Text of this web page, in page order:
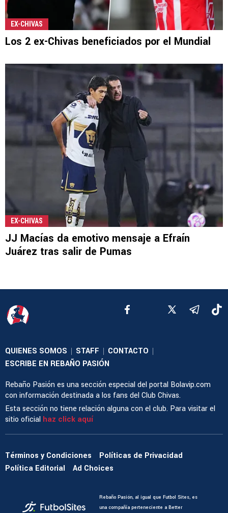
EX-CHIVAS
Los 2 ex-Chivas beneficiados por el Mundial
EX-CHIVAS
JJ Macías da emotivo mensaje a Efraín
Juárez tras salir de Pumas
QUIENES SOMOS | STAFF | CONTACTO |
ESCRIBE EN REBAÑO PASIÓN
Rebaño Pasión es una sección especial del portal Bolavip.com
con información destinada a los fans del Club Chivas.
Esta sección no tiene relación alguna con el club. Para visitar el
sitio oficial haz click aquí
Términos y Condiciones
Políticas de Privacidad
Política Editorial
Ad Choices
Rebaño Pasión, al igual que Futbol Sites, es
una compañía perteneciente a Better